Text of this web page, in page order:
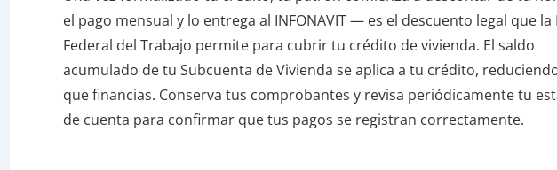
el pago mensual y lo entrega al INFONAVIT — es el descuento legal que la
Federal del Trabajo permite para cubrir tu crédito de vivienda. El saldo
acumulado de tu Subcuenta de Vivienda se aplica a tu crédito,
que financias. Conserva tus comprobantes y revisa periódicamente tu
de cuenta para confirmar que tus pagos se registran correctamente.